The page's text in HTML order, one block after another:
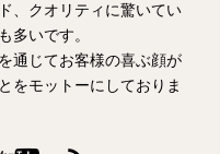
、クオリティに驚いてい
多いです。
通じてお客様の喜ぶ顔が
をモットーにしておりま